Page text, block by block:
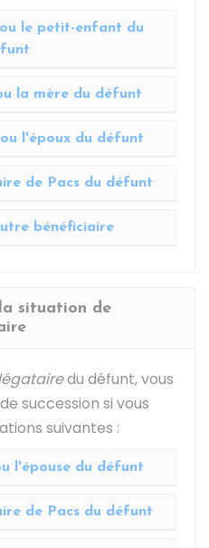
le petit-enfant du
la mère du défunt
l'époux du défunt
de Pacs du défunt
bénéficiaire
situation de
du défunt, vous
succession si vous
suivantes :
l'épouse du défunt
de Pacs du défunt